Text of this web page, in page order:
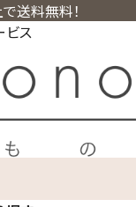
送料無料！
ビス